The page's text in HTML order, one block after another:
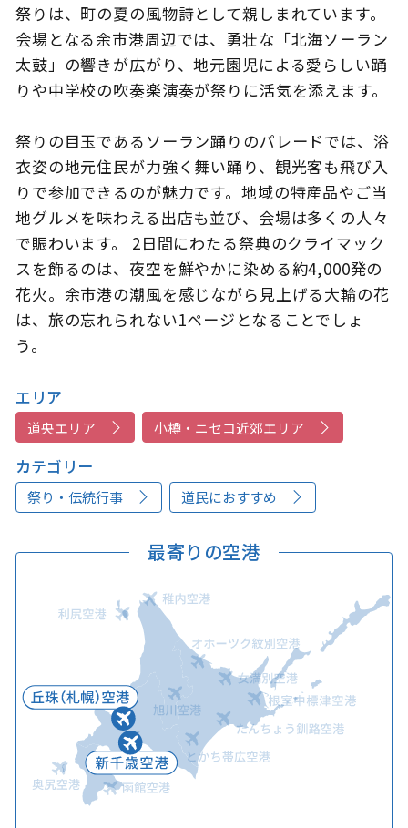
お問い合わせ
Languages
祭りは、町の夏の風物詩として親しまれています。
会場となる余市港周辺では、勇壮な「北海ソーラン
太鼓」の響きが広がり、地元園児による愛らしい踊
りや中学校の吹奏楽演奏が祭りに活気を添えます。
祭りの目玉であるソーラン踊りのパレードでは、浴
衣姿の地元住民が力強く舞い踊り、観光客も飛び入
りで参加できるのが魅力です。地域の特産品やご当
地グルメを味わえる出店も並び、会場は多くの人々
で賑わいます。 2日間にわたる祭典のクライマック
スを飾るのは、夜空を鮮やかに染める約4,000発の
花火。余市港の潮風を感じながら見上げる大輪の花
は、旅の忘れられない1ページとなることでしょ
う。
エリア
道央エリア 小樽・ニセコ近郊エリア
カテゴリー
祭り・伝統行事 道民におすすめ
最寄りの空港